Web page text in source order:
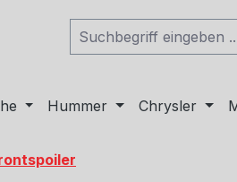
Hummer Chrysler